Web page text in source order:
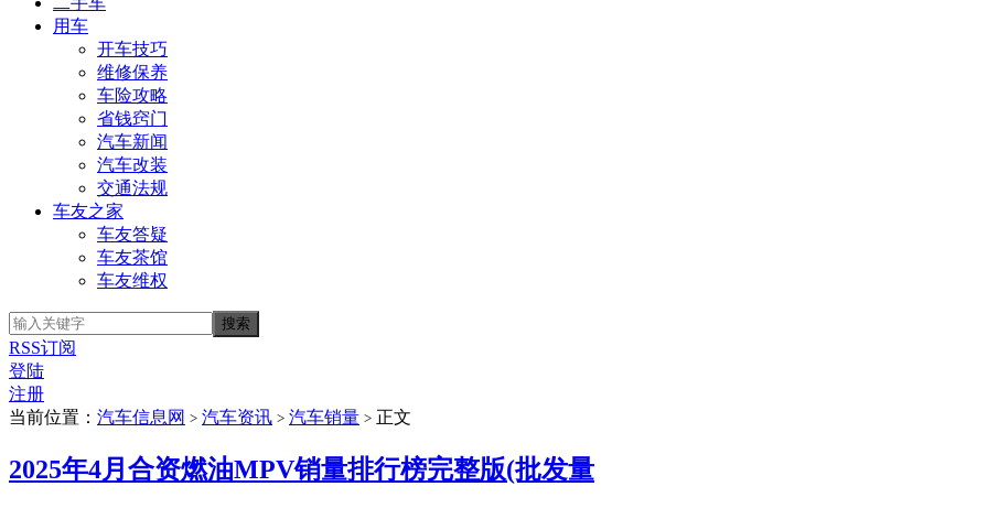
用车
开车技巧
维修保养
车险攻略
省钱窍门
汽车新闻
汽车改装
交通法规
车友之家
车友答疑
车友茶馆
车友维权
RSS订阅
登陆
注册
当前位置： 汽车信息网 > 汽车资讯 > 汽车销量 > 正文
2025年4月合资燃油MPV销量排行榜完整版(批发量